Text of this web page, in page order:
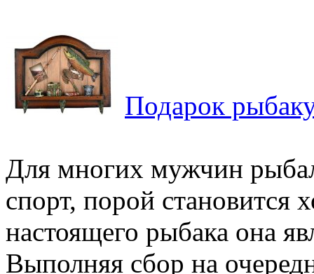
Подарок
Для многих мужчин
спорт, порой становится
настоящего рыбака она
Выполняя сбор на